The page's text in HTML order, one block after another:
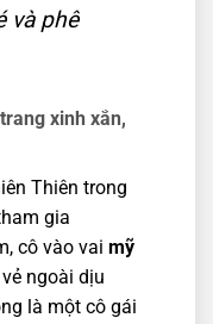
và phê
xinh xắn,
Thiên trong
gia
cô vào vai mỹ
ngoài dịu
là một cô gái